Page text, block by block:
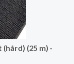
(25 m) -